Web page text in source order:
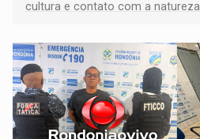
cultura e contato com a